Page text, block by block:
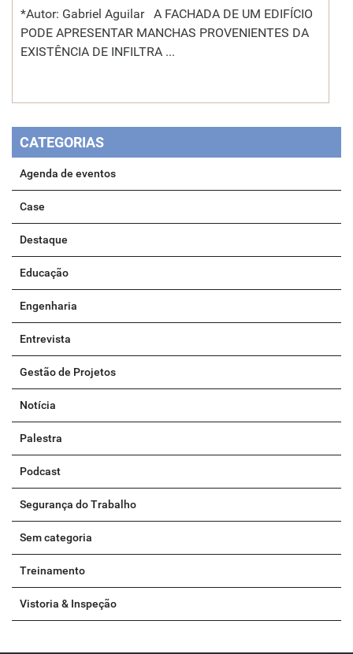
*Autor: Gabriel Aguilar A FACHADA DE UM EDIFÍCIO
PODE APRESENTAR MANCHAS PROVENIENTES DA
EXISTÊNCIA DE INFILTRA ...
CATEGORIAS
Agenda de eventos
Case
Destaque
Educação
Engenharia
Entrevista
Gestão de Projetos
Notícia
Palestra
Podcast
Segurança do Trabalho
Sem categoria
Treinamento
Vistoria & Inspeção